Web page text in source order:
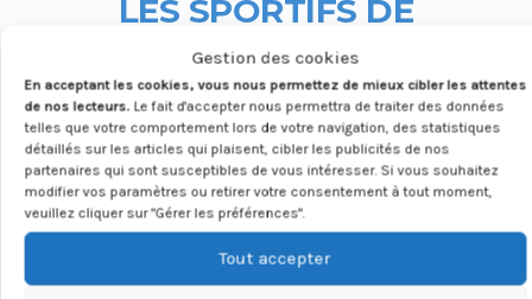
Gestion des cookies
En acceptant les cookies, vous nous permettez de mieux cibler les attentes
de nos lecteurs. Le fait d'accepter nous permettra de traiter des données
telles que votre comportement lors de votre navigation, des statistiques
détaillés sur les articles qui plaisent, cibler les publicités de nos
partenaires qui sont susceptibles de vous intéresser. Si vous souhaitez
modifier vos paramètres ou retirer votre consentement à tout moment,
veuillez cliquer sur "Gérer les préférences".
Tout accepter
LES SPORTIFS DE
PERPIGNANLE FOLLOW
Retrouvez sur Instagram avec quels
sportifs Roro collabore